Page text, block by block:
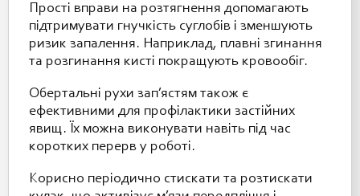
Прості вправи на розтягнення допомагають
підтримувати гнучкість суглобів і зменшують
ризик запалення. Наприклад, плавні згинання
та розгинання кисті покращують кровообіг.
Обертальні рухи зап’ястям також є
ефективними для профілактики застійних
явищ. Їх можна виконувати навіть під час
коротких перерв у роботі.
Корисно періодично стискати та розтискати